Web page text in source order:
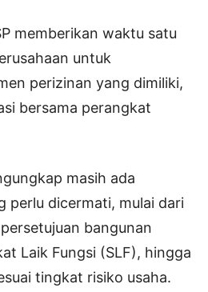
memberikan waktu satu
untuk
perizinan yang dimiliki,
bersama perangkat
masih ada
perlu dicermati, mulai dari
bangunan
Laik Fungsi (SLF), hingga
tingkat risiko usaha.